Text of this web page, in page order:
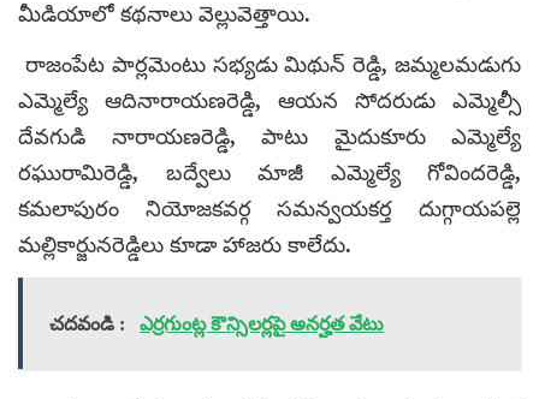
మీడియాలో కథనాలు వెల్లువెత్తాయి.
రాజంపేట పార్లమెంటు సభ్యడు మిథున్ రెడ్డి, జమ్మలమడుగు
ఎమ్మెల్యే ఆదినారాయణరెడ్డి, ఆయన సోదరుడు ఎమ్మెల్సీ
దేవగుడి నారాయణరెడ్డి, పాటు మైదుకూరు ఎమ్మెల్యే
రఘురామిరెడ్డి, బద్వేలు మాజీ ఎమ్మెల్యే గోవిందరెడ్డి,
కమలాపురం నియోజకవర్గ సమన్వయకర్త దుగ్గాయపల్లె
మల్లికార్జునరెడ్డిలు కూడా హాజరు కాలేదు.
చదవండి : ఎర్రగుంట్ల కౌన్సిలర్లపై అనర్హత వేటు